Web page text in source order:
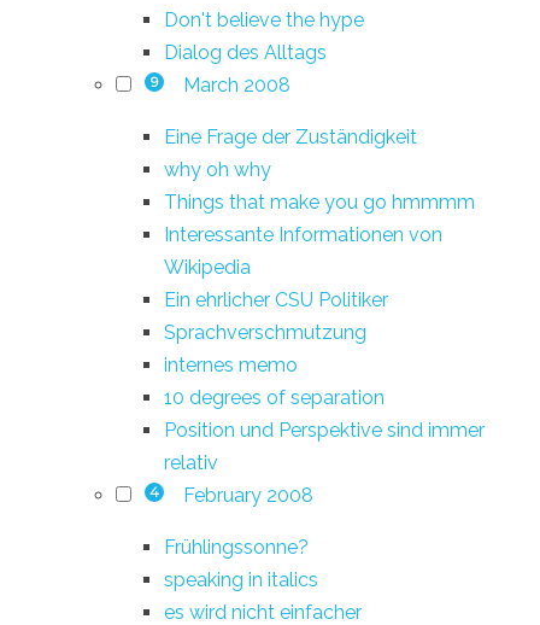
Don't believe the hype
Dialog des Alltags
9 March 2008
Eine Frage der Zuständigkeit
why oh why
Things that make you go hmmmm
Interessante Informationen von
Wikipedia
Ein ehrlicher CSU Politiker
Sprachverschmutzung
internes memo
10 degrees of separation
Position und Perspektive sind immer
relativ
4 February 2008
Frühlingssonne?
speaking in italics
es wird nicht einfacher